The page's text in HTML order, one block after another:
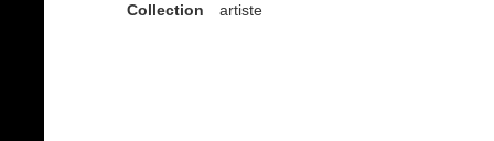
Collection
artiste